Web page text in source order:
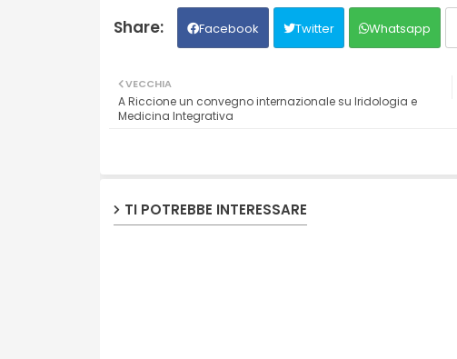
Facebook Twitter Whatsapp
VECCHIA
A Riccione un convegno internazionale su Iridologia e
Medicina Integrativa
TI POTREBBE INTERESSARE